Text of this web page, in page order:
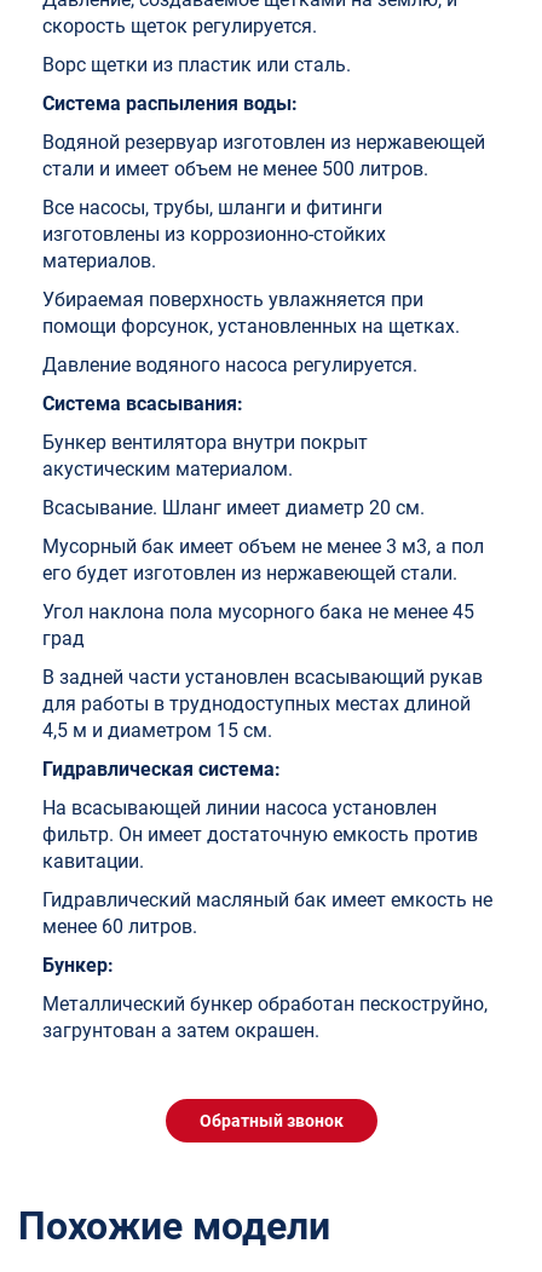
скорость щеток регулируется.
Ворс щетки из пластик или сталь.
Система распыления воды:
Водяной резервуар изготовлен из нержавеющей
стали и имеет объем не менее 500 литров.
Все насосы, трубы, шланги и фитинги
изготовлены из коррозионно-стойких
материалов.
Убираемая поверхность увлажняется при
помощи форсунок, установленных на щетках.
Давление водяного насоса регулируется.
Система всасывания:
Бункер вентилятора внутри покрыт
акустическим материалом.
Всасывание. Шланг имеет диаметр 20 см.
Мусорный бак имеет объем не менее 3 м3, а пол
его будет изготовлен из нержавеющей стали.
Угол наклона пола мусорного бака не менее 45
град
В задней части установлен всасывающий рукав
для работы в труднодоступных местах длиной
4,5 м и диаметром 15 см.
Гидравлическая система:
На всасывающей линии насоса установлен
фильтр. Он имеет достаточную емкость против
кавитации.
Гидравлический масляный бак имеет емкость не
менее 60 литров.
Бункер:
Металлический бункер обработан пескоструйно,
загрунтован а затем окрашен.
Обратный звонок
Похожие модели